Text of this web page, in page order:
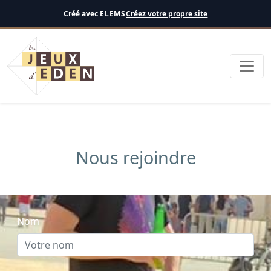
Créé avec ELEMSCréez votre propre site
Français
Nous rejoindre
Nom